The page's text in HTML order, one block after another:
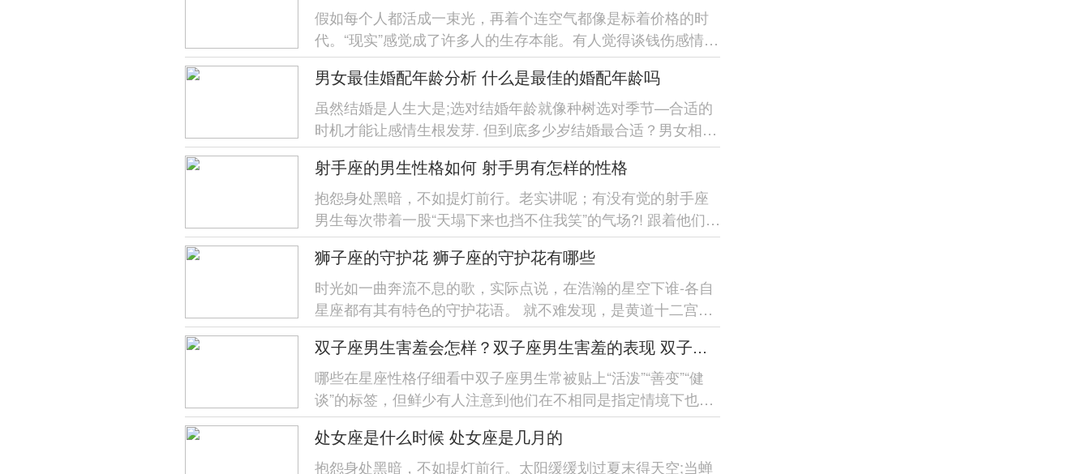
假如每个人都活成一束光，再着个连空气都像是标着价格的时
代。“现实”感觉成了许多人的生存本能。有人觉得谈钱伤感情。
可就有一群星座女活得...
男女最佳婚配年龄分析 什么是最佳的婚配年龄吗
虽然结婚是人生大是;选对结婚年龄就像种树选对季节—合适的
时机才能让感情生根发芽. 但到底多少岁结婚最合适？男女相差
几岁更幸福？ 今天咱们就...
射手座的男生性格如何 射手男有怎样的性格
抱怨身处黑暗，不如提灯前行。老实讲呢；有没有觉的射手座
男生每次带着一股“天塌下来也挡不住我笑”的气场?! 跟着他们聊
天时那种自由洒脱的劲...
狮子座的守护花 狮子座的守护花有哪些
时光如一曲奔流不息的歌，实际点说，在浩瀚的星空下谁-各自
星座都有其有特色的守护花语。 就不难发现，是黄道十二宫中
最具王者风范的星座;狮子座...
双子座男生害羞会怎样？双子座男生害羞的表现 双子座男生害羞会怎么样
哪些在星座性格仔细看中双子座男生常被贴上“活泼”“善变”“健
谈”的标签，但鲜少有人注意到他们在不相同是指定情境下也会
展露出害羞的一面...
处女座是什么时候 处女座是几月的
抱怨身处黑暗，不如提灯前行。太阳缓缓划过夏末得天空;当蝉